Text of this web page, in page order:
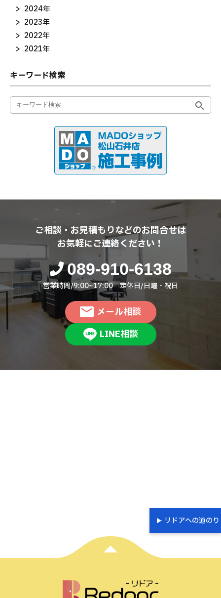
2024年
2023年
2022年
2021年
キーワード検索
ご相談・お見積もりなどのお問合せは
お気軽にご連絡ください！
089-910-6138
営業時間/9:00~17:00 定休日/日曜・祝日
メール相談
LINE相談
リドアへの道のり